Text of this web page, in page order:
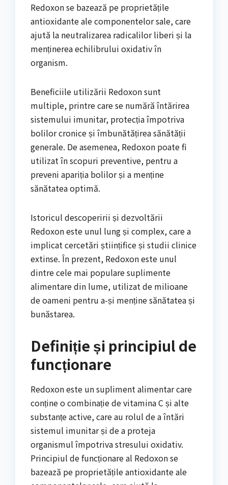
Redoxon se bazează pe proprietățile
antioxidante ale componentelor sale, care
ajută la neutralizarea radicalilor liberi și la
menținerea echilibrului oxidativ în
organism.
Beneficiile utilizării Redoxon sunt
multiple, printre care se numără întărirea
sistemului imunitar, protecția împotriva
bolilor cronice și îmbunătățirea sănătății
generale. De asemenea, Redoxon poate fi
utilizat în scopuri preventive, pentru a
preveni apariția bolilor și a menține
sănătatea optimă.
Istoricul descoperirii și dezvoltării
Redoxon este unul lung și complex, care a
implicat cercetări științifice și studii clinice
extinse. În prezent, Redoxon este unul
dintre cele mai populare suplimente
alimentare din lume, utilizat de milioane
de oameni pentru a-și menține sănătatea și
bunăstarea.
Definiție și principiul de
funcționare
Redoxon este un supliment alimentar care
conține o combinație de vitamina C și alte
substanțe active, care au rolul de a întări
sistemul imunitar și de a proteja
organismul împotriva stresului oxidativ.
Principiul de funcționare al Redoxon se
bazează pe proprietățile antioxidante ale